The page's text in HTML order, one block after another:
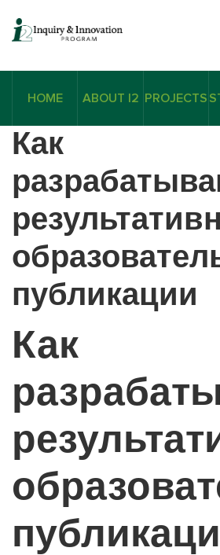
HOME ABOUT I2 PROJECTS
Как
публикации
Как